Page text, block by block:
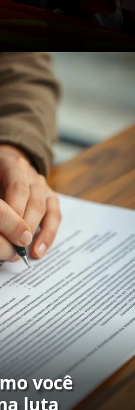
você
luta